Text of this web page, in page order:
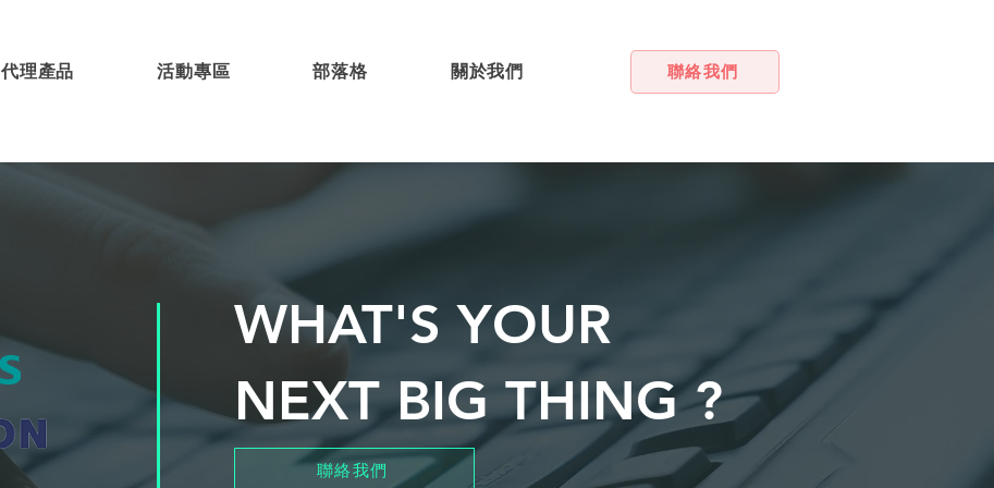
代理產品 活動專區 部落格 關於我們 聯絡我們
WHAT'S YOUR
NEXT BIG THING ?
聯絡我們